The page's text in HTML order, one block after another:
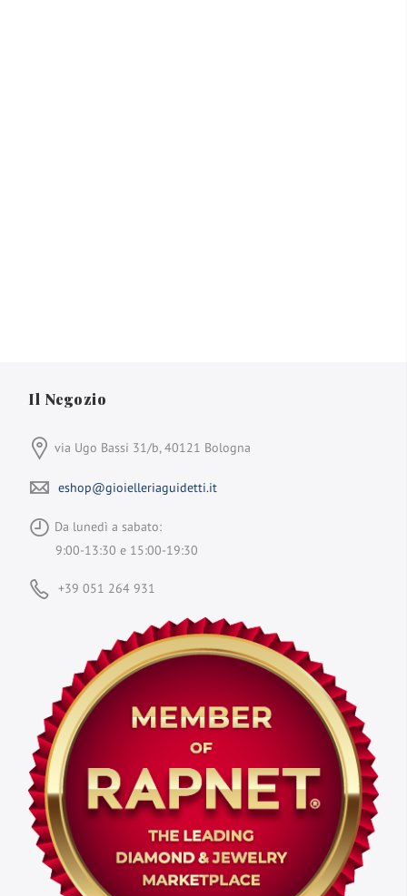
Il Negozio
via Ugo Bassi 31/b, 40121 Bologna
eshop@gioielleriaguidetti.it
Da lunedì a sabato:
9:00-13:30 e 15:00-19:30
+39 051 264 931